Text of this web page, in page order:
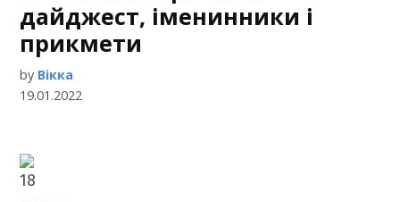
дайджест, іменинники і
прикмети
by Вікка
19.01.2022